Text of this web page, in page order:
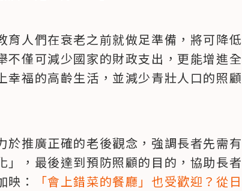
育人們在衰老之前就做足準備，將可降低
不僅可減少國家的財政支出，更能增進全
幸福的高齡生活，並減少青壯人口的照顧
於推廣正確的老後觀念，強調長者先需有
」，最後達到預防照顧的目的，協助長者
：
「會上錯菜的餐廳」也受歡迎？從日